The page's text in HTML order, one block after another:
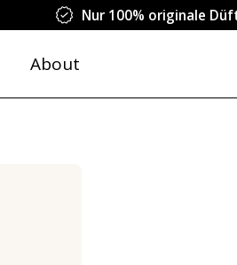
Nur 100% originale
About